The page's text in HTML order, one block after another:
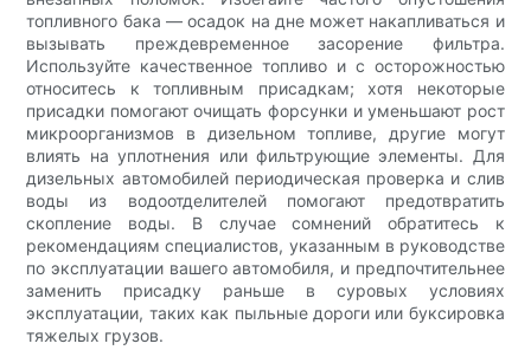
топливного бака — осадок на дне может накапливаться и
вызывать преждевременное засорение фильтра.
Используйте качественное топливо и с осторожностью
относитесь к топливным присадкам; хотя некоторые
присадки помогают очищать форсунки и уменьшают рост
микроорганизмов в дизельном топливе, другие могут
влиять на уплотнения или фильтрующие элементы. Для
дизельных автомобилей периодическая проверка и слив
воды из водоотделителей помогают предотвратить
скопление воды. В случае сомнений обратитесь к
рекомендациям специалистов, указанным в руководстве
по эксплуатации вашего автомобиля, и предпочтительнее
заменить присадку раньше в суровых условиях
эксплуатации, таких как пыльные дороги или буксировка
тяжелых грузов.